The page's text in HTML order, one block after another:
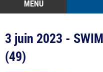
MENU
3 juin 2023 -
(49)